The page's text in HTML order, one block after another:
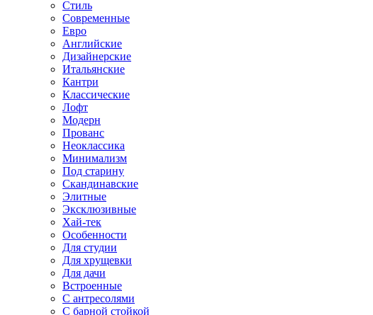
Стиль
Современные
Евро
Английские
Дизайнерские
Итальянские
Кантри
Классические
Лофт
Модерн
Прованс
Неоклассика
Минимализм
Под старину
Скандинавские
Элитные
Эксклюзивные
Хай-тек
Особенности
Для студии
Для хрущевки
Для дачи
Встроенные
С антресолями
С барной стойкой